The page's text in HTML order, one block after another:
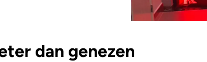
dan genezen